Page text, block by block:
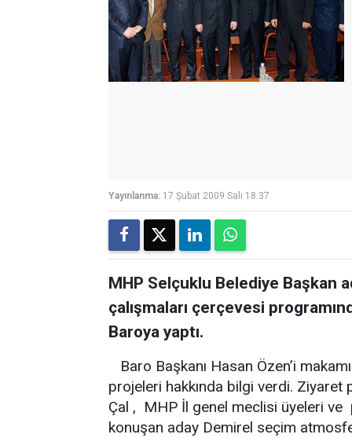
Yayınlanma: 17 Şubat 2009 Salı 18:37
MHP Selçuklu Belediye Başkan
çalışmaları çerçevesi
Baroya yaptı.
Baro Başkanı Hasan Özen’i
projeleri hakkında bilgi verdi. Ziyaret
Çal , MHP İl genel meclisi üyeleri ve
konuşan aday Demirel seçim